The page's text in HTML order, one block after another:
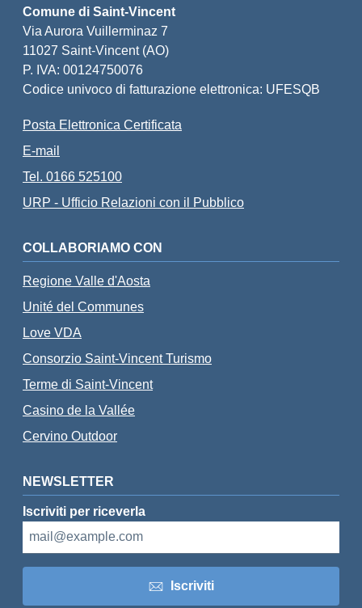
Comune di Saint-Vincent
Via Aurora Vuillerminaz 7
11027 Saint-Vincent (AO)
P. IVA: 00124750076
Codice univoco di fatturazione elettronica: UFESQB
Posta Elettronica Certificata
E-mail
Tel. 0166 525100
URP - Ufficio Relazioni con il Pubblico
COLLABORIAMO CON
Regione Valle d'Aosta
Unité del Communes
Love VDA
Consorzio Saint-Vincent Turismo
Terme di Saint-Vincent
Casino de la Vallée
Cervino Outdoor
NEWSLETTER
Iscriviti per riceverla
Iscriviti